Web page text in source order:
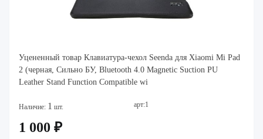
Уцененный товар Клавиатура-чехол Seenda для Xiaomi Mi Pad
2 (черная, Сильно БУ, Bluetooth 4.0 Magnetic Suction PU
Leather Stand Function Compatible wi
Наличие: 1 шт. арт:1
1 000 ₽